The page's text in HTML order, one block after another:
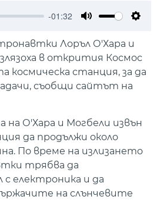
-01:32
Лоръл О'Хара и
в открития Космос
станция, за да
съобщи сайтът на
на О'Хара и Могбели извън
да продължи около
По време на излизането
трябва да
електроника и да
на слънчевите